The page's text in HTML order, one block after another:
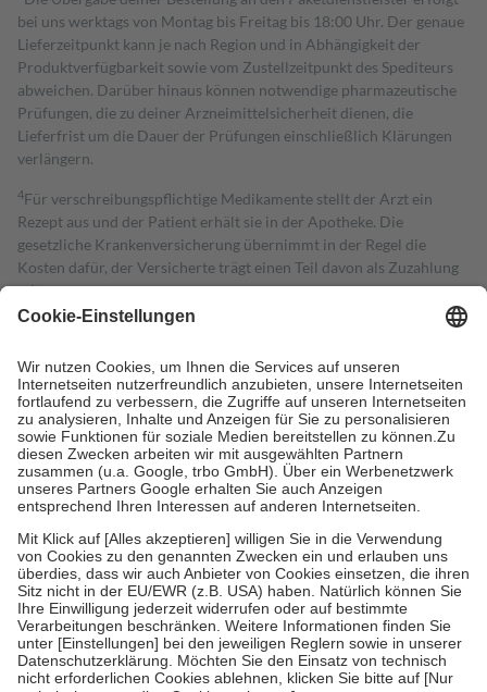
bei uns werktags von Montag bis Freitag bis 18:00 Uhr. Der genaue
Lieferzeitpunkt kann je nach Region und in Abhängigkeit der
Produktverfügbarkeit sowie vom Zustellzeitpunkt des Spediteurs
abweichen. Darüber hinaus können notwendige pharmazeutische
Prüfungen, die zu deiner Arzneimittelsicherheit dienen, die
Lieferfrist um die Dauer der Prüfungen einschließlich Klärungen
verlängern.
4Für verschreibungspflichtige Medikamente stellt der Arzt ein
Rezept aus und der Patient erhält sie in der Apotheke. Die
gesetzliche Krankenversicherung übernimmt in der Regel die
Kosten dafür, der Versicherte trägt einen Teil davon als Zuzahlung
mit.
Grundsätzlich leisten Mitglieder Zuzahlungen in Höhe von zehn
höchstens zehn Euro.
Es sind jedoch nie mehr als die tatsächlichen
Kosten der Leistung zu entrichten.
Diese Regeln gelten grundsätzlich auch für Online-Apotheken.
Bei Heilmitteln und häuslicher Krankenpflege beträgt die
Zuzahlung zehn Prozent der Kosten sowie zehn Euro je
Verordnung.
Um das Engagement der Versicherten für ihre eigene Gesundheit zu
stärken und die besondere Stellung der Familie zu unterstützen,
fallenkeine Zuzahlungenan bei:
• Kindern und Jugendlichen bis zum vollendeten 18. Lebensjahr
mit Ausnahme der Fahrkosten
• Untersuchungen zur Vorsorge und Früherkennung, die von der
GKV getragen werden
• empfohlenen Schutzimpfungen
• Harn- und Blutteststreifen